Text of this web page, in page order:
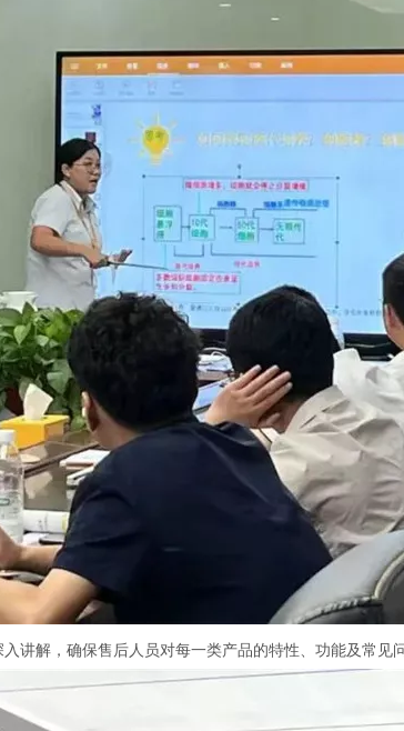
讲解，确保售后人员对每一类产品的特性、功能及常见